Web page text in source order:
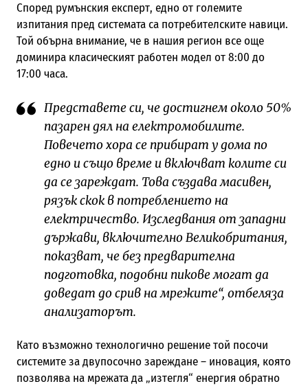
Според румънския експерт, едно от големите
изпитания пред системата са потребителските навици.
Той обърна внимание, че в нашия регион все още
доминира класическият работен модел от 8:00 до
17:00 часа.
Представете си, че достигнем около 50%
пазарен дял на електромобилите.
Повечето хора се прибират у дома по
едно и също време и включват колите си
да се зареждат. Това създава масивен,
рязък скок в потреблението на
електричество. Изследвания от западни
държави, включително Великобритания,
показват, че без предварителна
подготовка, подобни пикове могат да
доведат до срив на мрежите“, отбеляза
анализаторът.
Като възможно технологично решение той посочи
системите за двупосочно зареждане – иновация, която
позволява на мрежата да „изтегля“ енергия обратно